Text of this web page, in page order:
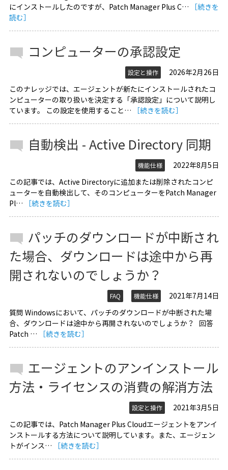
にインストールしたのですが、Patch Manager Plus C…
［続きを
読む］
コンピューターの承認設定
設定と操作
2026年2月26日
このナレッジでは、エージェントが新たにインストールされたコ
ンピューターの取り扱いを決定する「承認設定」について説明し
ています。 この設定を使用すること…
［続きを読む］
自動検出 - Active Directory 同期
機能仕様
2022年8月5日
この記事では、Active Directoryに追加または削除されたコンピ
ューターを自動検出して、そのコンピューターをPatch Manager
Pl…
［続きを読む］
パッチのダウンロードが中断され
た場合、ダウンロードは途中から再
開されないのでしょうか？
FAQ 機能仕様
2021年7月14日
質問 Windowsにおいて、パッチのダウンロードが中断された場
合、ダウンロードは途中から再開されないのでしょうか？ 回答
Patch …
［続きを読む］
エージェントのアンインストール
方法・ライセンスの消費の解消方法
設定と操作
2021年3月5日
この記事では、Patch Manager Plus Cloudエージェントをアンイ
ンストールする方法について説明しています。また、エージェン
トがインス…
［続きを読む］